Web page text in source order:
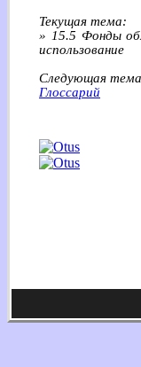
Текущая тема:
» 15.5 Фонды
использование
Следующая
Глоссарий